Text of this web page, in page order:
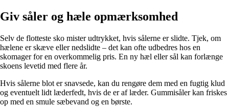
Giv såler og hæle opmærksomhed
Selv de flotteste sko mister udtrykket, hvis sålerne er slidte. Tjek, om
hælene er skæve eller nedslidte – det kan ofte udbedres hos en
skomager for en overkommelig pris. En ny hæl eller sål kan forlænge
skoens levetid med flere år.
Hvis sålerne blot er snavsede, kan du rengøre dem med en fugtig klud
og eventuelt lidt læderfedt, hvis de er af læder. Gummisåler kan friskes
op med en smule sæbevand og en børste.